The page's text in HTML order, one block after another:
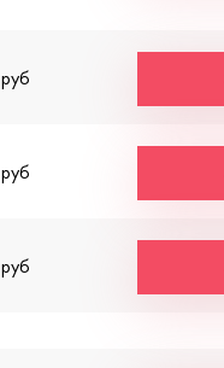
руб
руб
руб